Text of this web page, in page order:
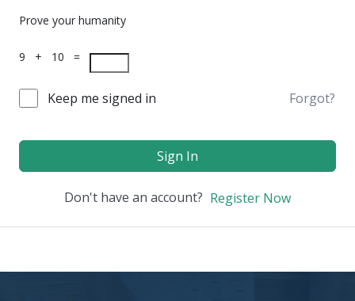
Prove your humanity
9 + 10 =
Keep me signed in Forgot?
Sign In
Don't have an account? Register Now